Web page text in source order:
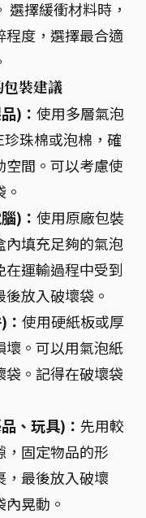
選擇緩衝材料時，
程度，選擇最合適
包裝建議
)： 使用多層氣泡
珠棉或泡棉，確
空間。可以考慮使
)： 使用原廠包裝
內填充足夠的氣泡
運輸過程中受到
放入破壞袋。
使用硬紙板或厚
壞。可以用氣泡紙
。記得在破壞袋
、玩具)： 先用較
，固定物品的形
，最後放入破壞
晃動。